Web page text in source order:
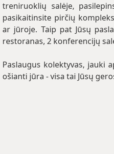
treniruoklių salėje,
pasikaitinsite pirčių
ar jūroje. Taip pat Jūsų
restoranas, 2 konferencijų
Paslaugus kolektyvas, jauki
ošianti jūra - visa tai Jūsų